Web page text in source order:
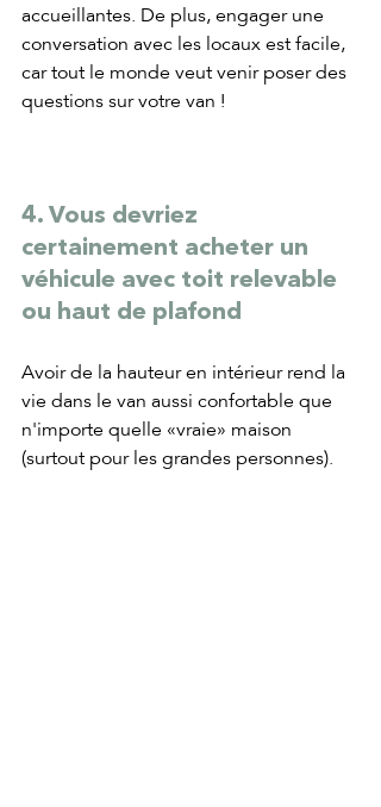
accueillantes. De plus, engager une
conversation avec les locaux est facile,
car tout le monde veut venir poser des
questions sur votre van !
4. Vous devriez
certainement acheter un
véhicule avec toit relevable
ou haut de plafond
Avoir de la hauteur en intérieur rend la
vie dans le van aussi confortable que
n'importe quelle «vraie» maison
(surtout pour les grandes personnes).